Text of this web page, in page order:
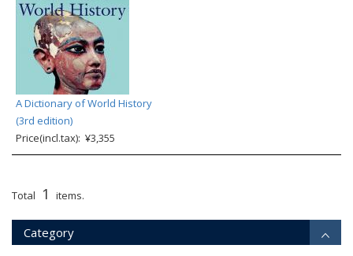
A Dictionary of World History
(3rd edition)
Price(incl.tax): ¥3,355
Total 1 items.
Category